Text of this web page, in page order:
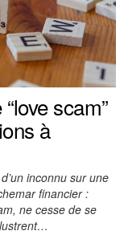
scam”
à
inconnu sur une
financier :
ne cesse de se